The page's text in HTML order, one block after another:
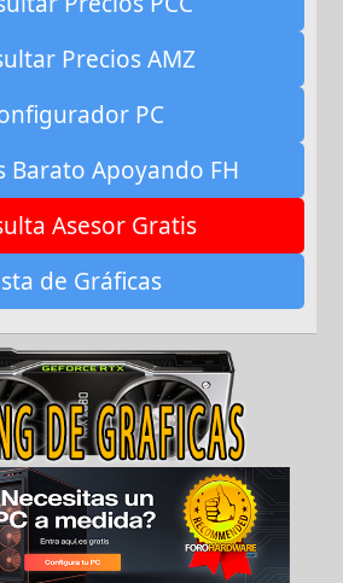
Precios AMZ
PC
Barato Apoyando FH
Asesor Gratis
de Gráficas